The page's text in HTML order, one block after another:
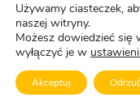
Używamy ciasteczek,
naszej witryny.
Możesz dowiedzieć się
wyłączyć je w
Akceptuj